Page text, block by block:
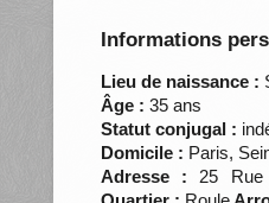
Informations
Lieu de naissance :
Âge : 35 ans
Statut conjugal :
Domicile : Paris,
Adresse : 25 Rue